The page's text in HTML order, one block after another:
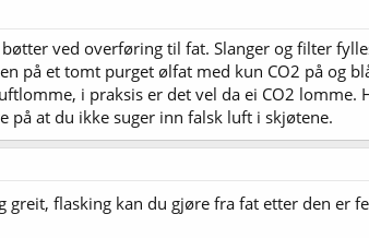
ved overføring til fat. Slanger og filter
på et tomt purget ølfat med kun CO2 på og
i praksis er det vel da ei CO2 lomme.
på at du ikke suger inn falsk luft i skjøtene.
flasking kan du gjøre fra fat etter den er